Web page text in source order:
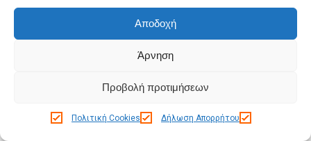
Αποδοχή
Άρνηση
Προβολή προτιμήσεων
Πολιτική Cookies Δήλωση Απορρήτου
Διαφύλαξη αρχείου Πτυχία και κάθε
είδους πιστοποιήσεις για τυχόν
Δεδομένα θα διατηρηθούν για δέκα (10)
σας για αποστολή ενημερωτικού